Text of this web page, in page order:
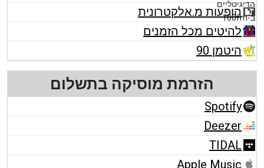
הופעות מ.אלקטרונית
להיטים מכל הזמנים
היטמן 90
הזרמת מוסיקה בתשלום
Spotify
Deezer
TIDAL
Apple Music